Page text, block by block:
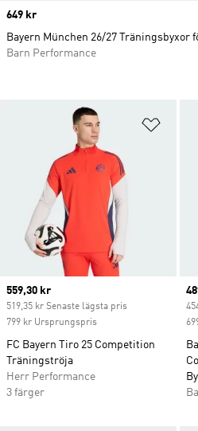
Current price
559,30 kr
519,35 kr Senaste lägsta pris
799 kr Ursprungspris
FC Bayern Tiro 25 Competition
Träningströja
Herr Performance
3 färger
Price
649 kr
Bayern München 26/27 Träningsbyxor
Barn Performance